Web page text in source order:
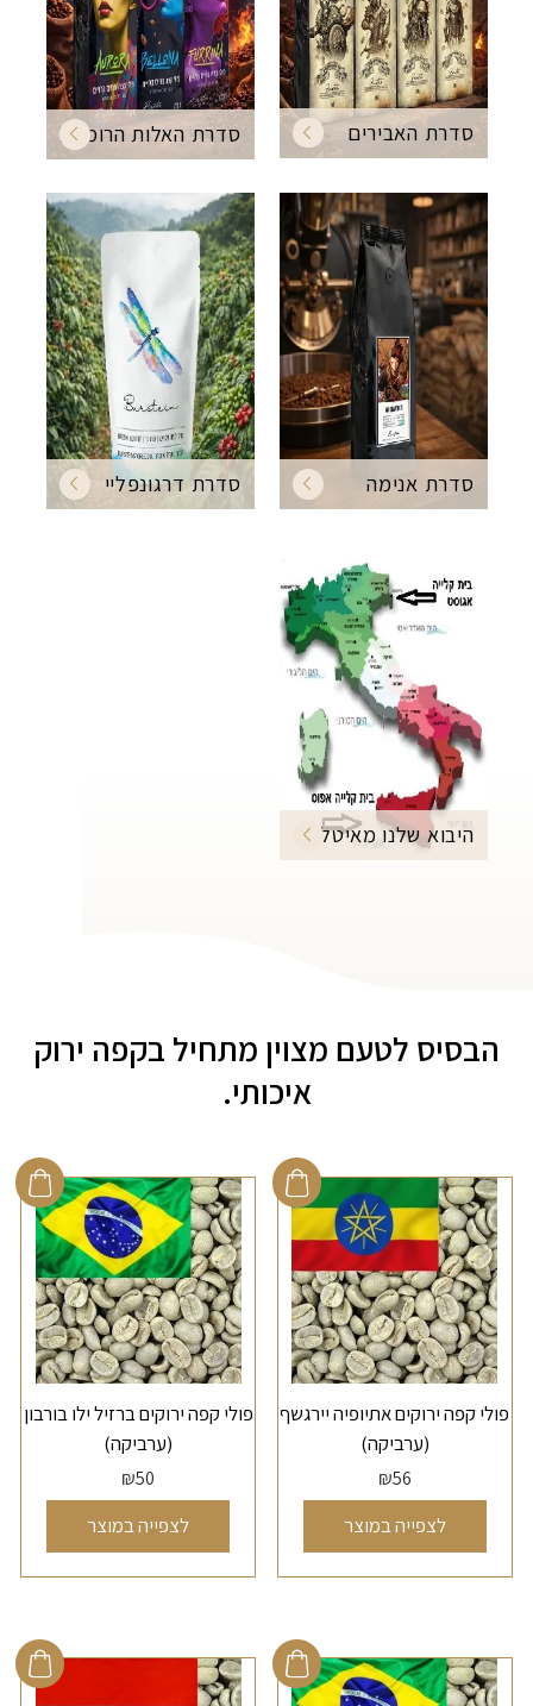
סדרת האבירים סדרת האלות הרומיות
סדרת אנימה סדרת דרגונפליי
היבוא שלנו מאיטליה
הבסיס לטעם מצוין מתחיל בקפה ירוק
איכותי.
פולי קפה ירוקים אתיופיה יירגשף
(ערביקה)
₪56
לצפייה במוצר
פולי קפה ירוקים ברזיל ילו בורבון
(ערביקה)
₪50
לצפייה במוצר